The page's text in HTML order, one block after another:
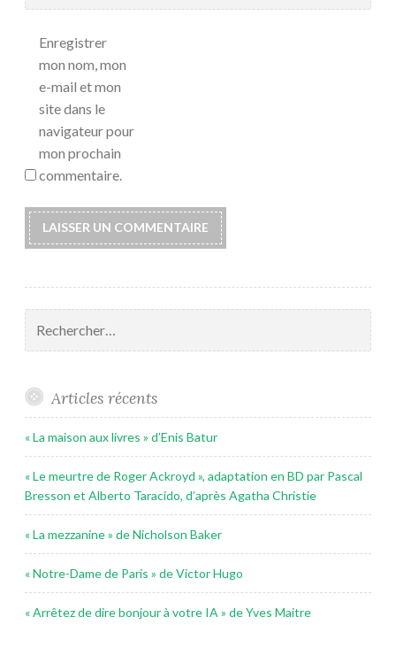
Enregistrer
mon nom, mon
e-mail et mon
site dans le
navigateur pour
mon prochain
commentaire.
Articles récents
« La maison aux livres » d’Enis Batur
« Le meurtre de Roger Ackroyd », adaptation en BD par Pascal
Bresson et Alberto Taracido, d’après Agatha Christie
« La mezzanine » de Nicholson Baker
« Notre-Dame de Paris » de Victor Hugo
« Arrêtez de dire bonjour à votre IA » de Yves Maitre